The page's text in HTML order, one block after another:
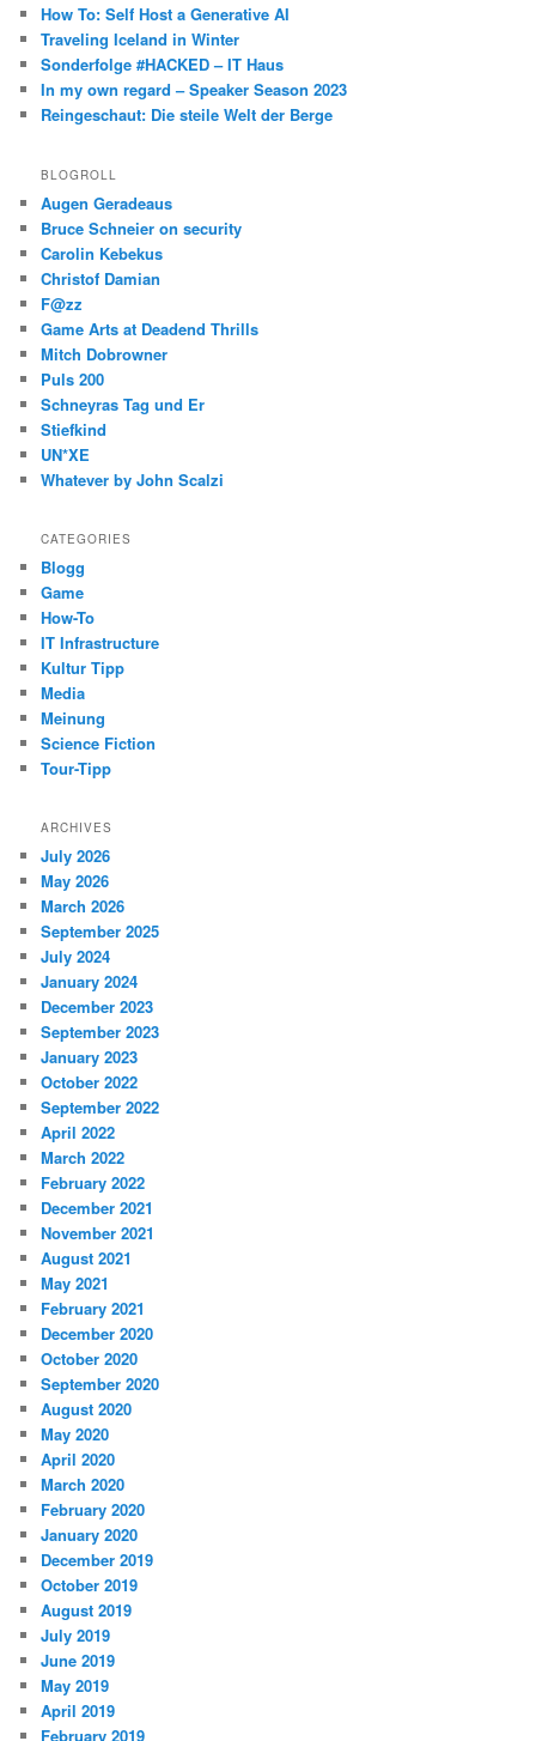
How To: Self Host a Generative AI
Traveling Iceland in Winter
Sonderfolge #HACKED – IT Haus
In my own regard – Speaker Season 2023
Reingeschaut: Die steile Welt der Berge
BLOGROLL
Augen Geradeaus
Bruce Schneier on security
Carolin Kebekus
Christof Damian
F@zz
Game Arts at Deadend Thrills
Mitch Dobrowner
Puls 200
Schneyras Tag und Er
Stiefkind
UN*XE
Whatever by John Scalzi
CATEGORIES
Blogg
Game
How-To
IT Infrastructure
Kultur Tipp
Media
Meinung
Science Fiction
Tour-Tipp
ARCHIVES
July 2026
May 2026
March 2026
September 2025
July 2024
January 2024
December 2023
September 2023
January 2023
October 2022
September 2022
April 2022
March 2022
February 2022
December 2021
November 2021
August 2021
May 2021
February 2021
December 2020
October 2020
September 2020
August 2020
May 2020
April 2020
March 2020
February 2020
January 2020
December 2019
October 2019
August 2019
July 2019
June 2019
May 2019
April 2019
February 2019